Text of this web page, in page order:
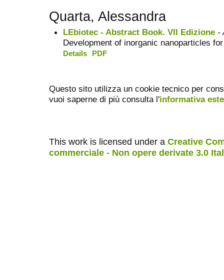
Quarta, Alessandra
LEbiotec - Abstract Book. VII Edizione -
Development of inorganic nanoparticles
Details PDF
Questo sito utilizza un cookie tecnico per
vuoi saperne di più consulta l'informativa
This work is licensed under a Creative
commerciale - Non opere derivate 3.0